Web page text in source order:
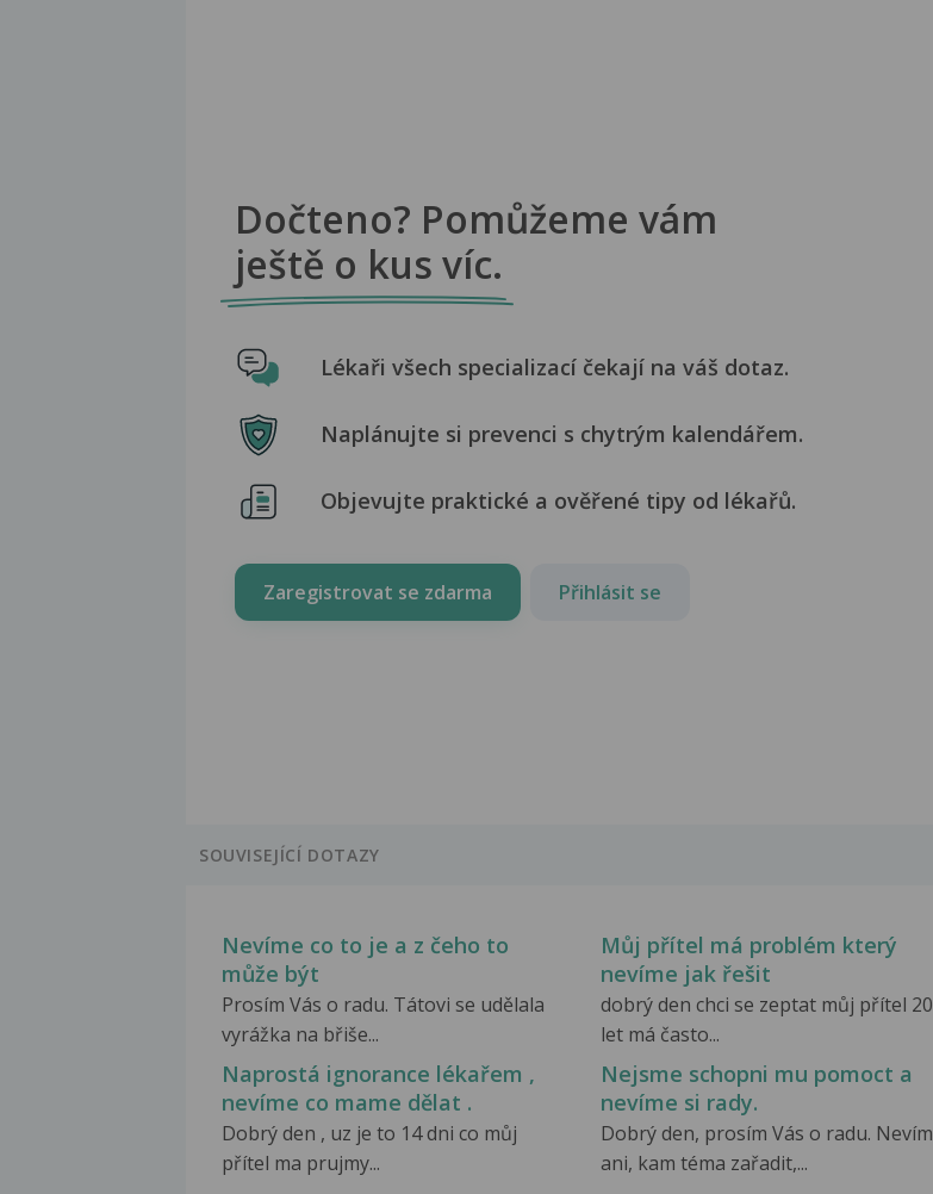
Dočteno? Pomůžeme vám
ještě o kus víc.
Lékaři všech specializací čekají na váš dotaz.
Naplánujte si prevenci s chytrým kalendářem.
Objevujte praktické a ověřené tipy od lékařů.
Zaregistrovat se zdarma Přihlásit se
SOUVISEJÍCÍ DOTAZY
Nevíme co to je a z čeho to
může být
Prosím Vás o radu. Tátovi se udělala
vyrážka na břiše...
Můj přítel má problém který
nevíme jak řešit
dobrý den chci se zeptat můj přítel 20
let má často...
Naprostá ignorance lékařem ,
nevíme co mame dělat .
Dobrý den , uz je to 14 dni co můj
přítel ma prujmy...
Nejsme schopni mu pomoct a
nevíme si rady.
Dobrý den, prosím Vás o radu. Nevím
ani, kam téma zařadit,...